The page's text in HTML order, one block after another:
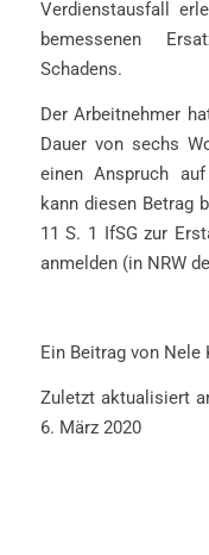
Verdienstausfall
bemessenen
Schadens.
Der Arbeitnehmer
Dauer von sechs
einen Anspruch
kann diesen Betrag
11 S. 1 IfSG zur
anmelden (in NRW
Ein Beitrag von Nele
Zuletzt aktualisiert
6. März 2020